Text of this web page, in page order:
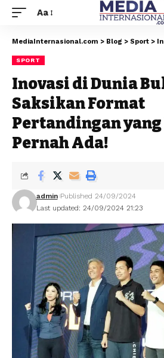
Aa
MediaInternasional.com > Blog > Sport >
SPORT
Inovasi di Dunia
Saksikan Format
Pertandingan
Pernah Ada!
Last updated: 24/09/2024 21:23
admin Published 24/09/2024